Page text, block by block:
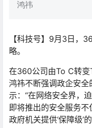
鸿祎
【科技号】9月3日，
略。
在360公司由To C转变
鸿祎不断强调政企安
示：“在网络安全界，
即将推出的安全服务不
政府机关提供‘保障级’